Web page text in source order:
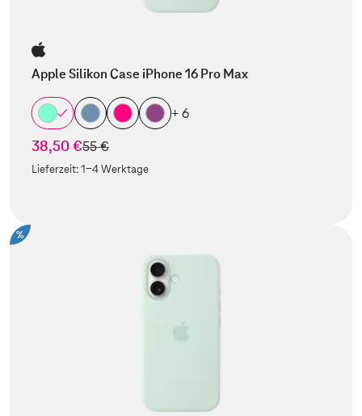
Apple Silikon Case iPhone 16 Pro Max
+ 6
38,50 €statt
55 €
Lieferzeit:1-4 Werktage
%